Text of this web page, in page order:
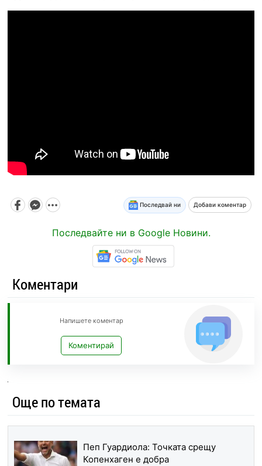
Последвай ни Добави коментар
Последвайте ни в Google Новини.
Коментари
Напишете коментар
Коментирай
Още по темата
Пеп Гуардиола: Точката срещу
Копенхаген е добра